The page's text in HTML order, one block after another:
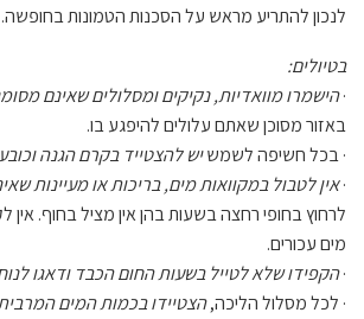
לנכון להתריע מראש על הסכנות הטמונות בחופשה.
בטיולים:
·הישמרו מוואדיות, נקיקים ומסלולים שאינם
באזור מסוכן שאתם עלולים להיפגע בו.
· בכל חשיפה לשמשיש להצטייד בקרם הגנה
·אין לטבול במקוואות מים, בריכות או מעיינות
לרחוץ בחופי רחצה בשעות בהן אין מציל בחוף. אין
מים עכורים.
·הקפידו שלא לטייל בשעות החום הכבד ודאגו
· לכל מסלול הליכה,הצטיידו בכמות המים